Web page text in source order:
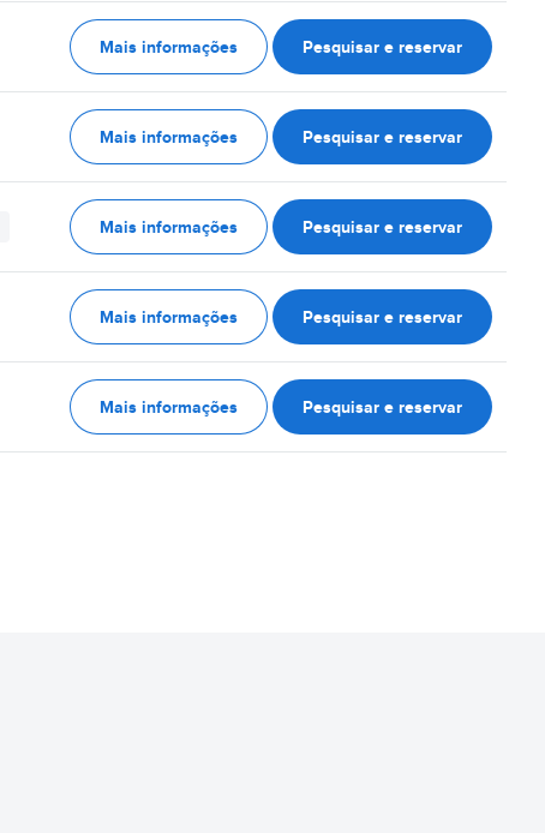
Mais informações Pesquisar e reservar
Mais informações Pesquisar e reservar
Mais informações Pesquisar e reservar
Mais informações Pesquisar e reservar
Mais informações Pesquisar e reservar